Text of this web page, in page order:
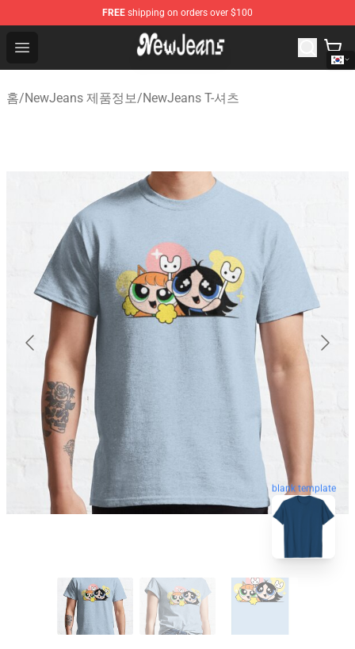
FREE shipping on orders over $100
Open menu
NewJeans Store - Official NewJeans Merchandise Shop
홈/NewJeans 제품정보/NewJeans T-셔츠
blank template